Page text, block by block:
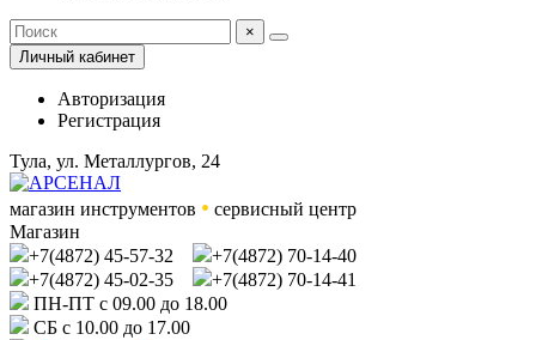
×
Личный кабинет
Авторизация
Регистрация
Тула, ул. Металлургов, 24
магазин инструментов • сервисный центр
Магазин
+7(4872) 45-57-32
+7(4872) 70-14-40
+7(4872) 45-02-35
+7(4872) 70-14-41
ПН-ПТ с 09.00 до 18.00
СБ с 10.00 до 17.00